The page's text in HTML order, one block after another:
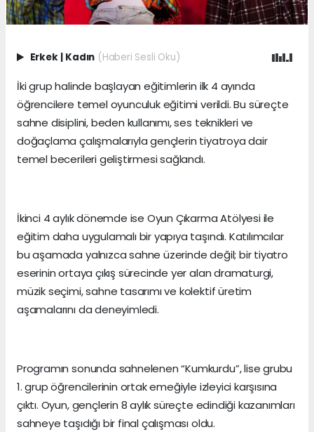
Erkek Kadın (Haberi Sesli Oku)
İki grup halinde başlayan eğitimlerin ilk 4 ayında
öğrencilere temel oyunculuk eğitimi verildi. Bu süreçte
sahne disiplini, beden kullanımı, ses teknikleri ve
doğaçlama çalışmalarıyla gençlerin tiyatroya dair
temel becerileri geliştirmesi sağlandı.
İkinci 4 aylık dönemde ise Oyun Çıkarma Atölyesi ile
eğitim daha uygulamalı bir yapıya taşındı. Katılımcılar
bu aşamada yalnızca sahne üzerinde değil; bir tiyatro
eserinin ortaya çıkış sürecinde yer alan dramaturgi,
müzik seçimi, sahne tasarımı ve kolektif üretim
aşamalarını da deneyimledi.
Programın sonunda sahnelenen “Kumkurdu”, lise grubu
1. grup öğrencilerinin ortak emeğiyle izleyici karşısına
çıktı. Oyun, gençlerin 8 aylık süreçte edindiği kazanımları
sahneye taşıdığı bir final çalışması oldu.